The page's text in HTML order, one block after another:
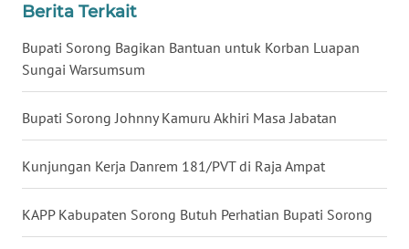
Berita Terkait
Bupati Sorong Bagikan Bantuan untuk Korban Luapan
Sungai Warsumsum
Bupati Sorong Johnny Kamuru Akhiri Masa Jabatan
Kunjungan Kerja Danrem 181/PVT di Raja Ampat
KAPP Kabupaten Sorong Butuh Perhatian Bupati Sorong
BENGKULU
LAMPUNG
WN
JATENG
WN